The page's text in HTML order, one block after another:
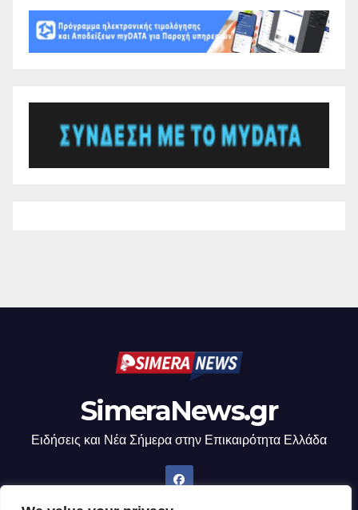
SimeraNews.gr
Ειδήσεις και Νέα Σήμερα στην Επικαιρότητα Ελλάδα